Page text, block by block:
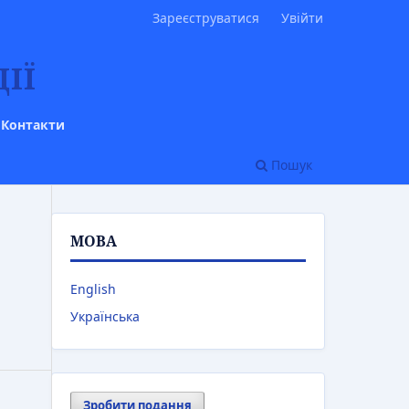
Контакти
Пошук
Зареєструватися Увійти
МОВА
English
Українська
Зробити подання